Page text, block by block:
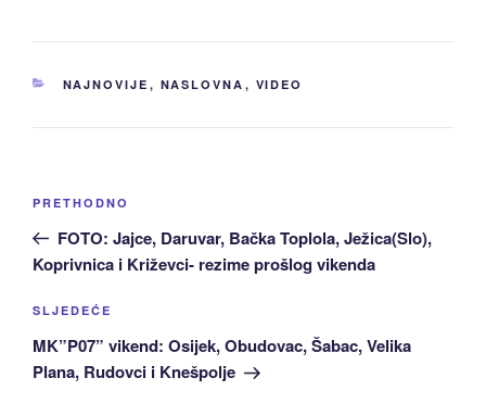
KATEGORIJE
NAJNOVIJE , NASLOVNA , VIDEO
Prethodni
članak:
PRETHODNO
FOTO: Jajce, Daruvar, Bačka Toplola, Ježica(Slo),
Koprivnica i Križevci- rezime prošlog vikenda
Sljedeća
Objava
SLJEDEĆE
MK”P07” vikend: Osijek, Obudovac, Šabac, Velika
Plana, Rudovci i Knešpolje